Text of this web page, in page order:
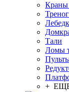
Краны
Тали
Ломы
+